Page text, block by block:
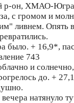
р-он, ХМАО-
с громом и
ливнем. Опять
было. + 16,9*,
743
и
до. +
натянуло